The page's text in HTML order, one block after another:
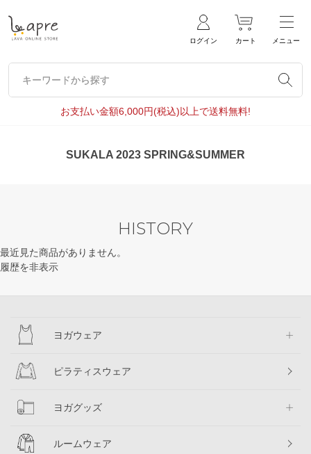
ログイン カート メニュー
キーワードから探す
キーワードから探す
お支払い金額6,000円(税込)以上で送料無料!
SUKALA 2023 SPRING&SUMMER
HISTORY
最近見た商品がありません。
履歴を非表示
ヨガウェア
ピラティスウェア
ヨガグッズ
ルームウェア